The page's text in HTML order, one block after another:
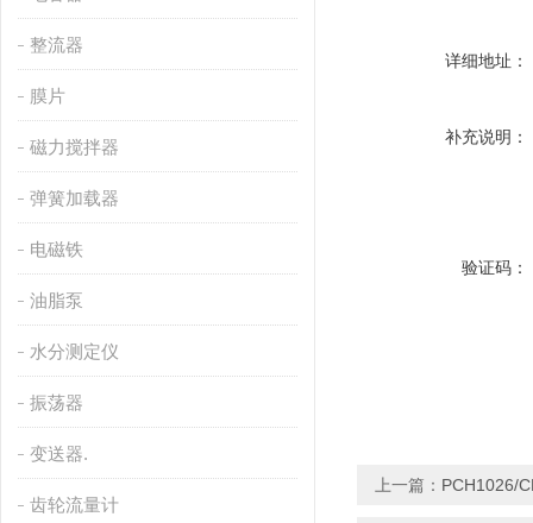
整流器
膜片
磁力搅拌器
弹簧加载器
电磁铁
油脂泵
水分测定仪
振荡器
变送器.
齿轮流量计
详细地址：
补充说明：
验证码：
上一篇： PCH1026/